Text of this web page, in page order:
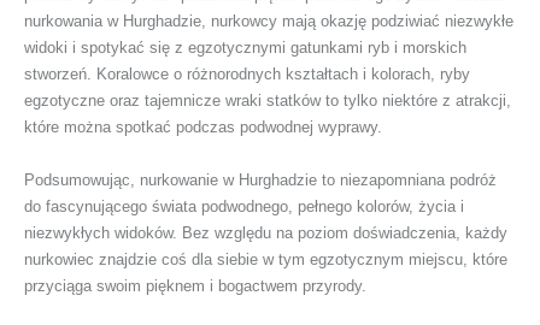
nurkowania w Hurghadzie, nurkowcy mają okazję podziwiać niezwykłe
widoki i spotykać się z egzotycznymi gatunkami ryb i morskich
stworzeń. Koralowce o różnorodnych kształtach i kolorach, ryby
egzotyczne oraz tajemnicze wraki statków to tylko niektóre z atrakcji,
które można spotkać podczas podwodnej wyprawy.
Podsumowując, nurkowanie w Hurghadzie to niezapomniana podróż
do fascynującego świata podwodnego, pełnego kolorów, życia i
niezwykłych widoków. Bez względu na poziom doświadczenia, każdy
nurkowiec znajdzie coś dla siebie w tym egzotycznym miejscu, które
przyciąga swoim pięknem i bogactwem przyrody.